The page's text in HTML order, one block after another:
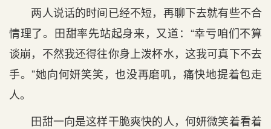
两人说话的时间已经不短，再聊下去就有些不合
情理了。田甜率先站起身来，又道：“幸亏咱们不算
谈崩，不然我还得往你身上泼杯水，这我可真下不去
手。”她向何妍笑笑，也没再磨叽，痛快地提着包走
人。
田甜一向是这样干脆爽快的人，何妍微笑着看着